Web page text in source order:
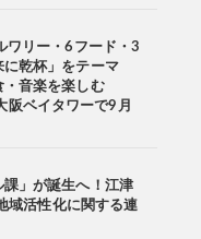
ワリー・6フード・3
乾杯」をテーマ
・音楽を楽しむ
阪ベイタワーで9月
」が誕生へ！江津
域活性化に関する連